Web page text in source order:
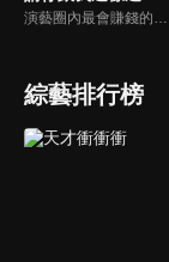
演藝圈內最會賺錢的侯昌明，以親身經歷教你理財；採訪經歷豐沛的黃文華，把所見所聞通通報你哉。不論是理財知識、兩性問題、生活資訊，完全貼近市井小民的所需所求，保證讓你生活過更好！
綜藝排行榜